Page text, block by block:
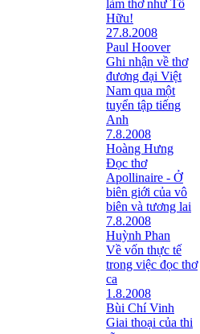
làm thơ như Tố
Hữu!
27.8.2008
Paul Hoover
Ghi nhận về thơ
đương đại Việt
Nam qua một
tuyển tập tiếng
Anh
7.8.2008
Hoàng Hưng
Đọc thơ
Apollinaire - Ở
biên giới của vô
biên và tương lai
7.8.2008
Huỳnh Phan
Về vốn thực tế
trong việc đọc thơ
ca
1.8.2008
Bùi Chí Vinh
Giai thoại của thi